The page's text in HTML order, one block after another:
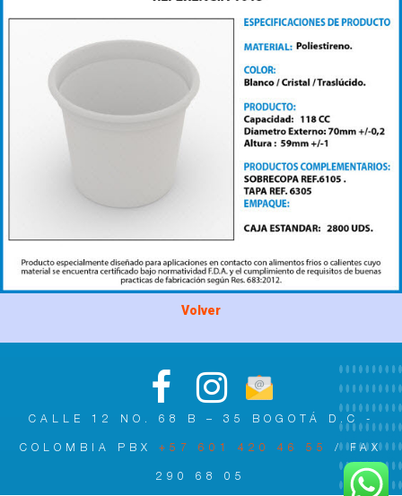
Volver
CALLE 12 NO. 68 B – 35 BOGOTÁ D.C -
COLOMBIA PBX +57 601 420 46 55 / FAX
290 68 05